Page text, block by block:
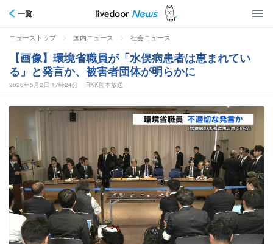
一覧
ニューストップ > 国内ニュース > 社会ニュース
【画像】環境省職員が「水俣病患者は恵まれてい
る」と発言か、被害者団体が明らかに
2026年5月2日 17時24分 RKK熊本放送